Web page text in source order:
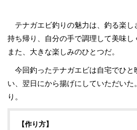
テナガエビ釣りの魅力は、釣る楽し
持ち帰り、自分の手で調理して美味し
また、大きな楽しみのひとつだ。
今回釣ったテナガエビは自宅でひと
い、翌日にから揚げにしていただいた
り。
【作り方】